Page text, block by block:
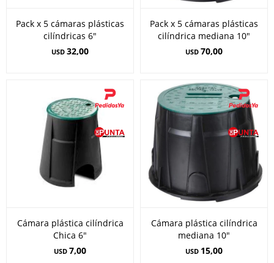
Pack x 5 cámaras plásticas
cilíndricas 6"
USD 32,00
Pack x 5 cámaras plásticas
cilíndrica mediana 10"
USD 70,00
Cámara plástica cilíndrica
Chica 6"
USD 7,00
Cámara plástica cilíndrica
mediana 10"
USD 15,00